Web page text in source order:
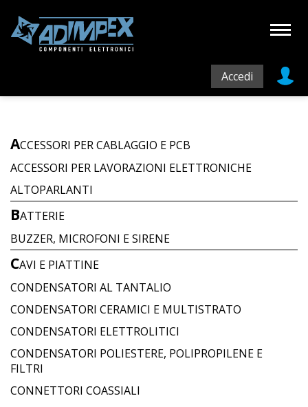
Accedi
ACCESSORI PER CABLAGGIO E PCB
ACCESSORI PER LAVORAZIONI ELETTRONICHE
ALTOPARLANTI
BATTERIE
BUZZER, MICROFONI E SIRENE
CAVI E PIATTINE
CONDENSATORI AL TANTALIO
CONDENSATORI CERAMICI E MULTISTRATO
CONDENSATORI ELETTROLITICI
CONDENSATORI POLIESTERE, POLIPROPILENE E
FILTRI
CONNETTORI COASSIALI